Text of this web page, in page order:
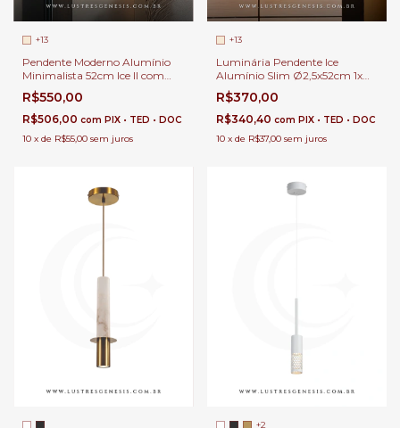
+13
Pendente Moderno Alumínio
Minimalista 52cm Ice II com
Lâmpada Gu10 MR11 Para
Balcão de Cozinha, Lavabo e
Cabeceira de Cama
R$550,00
R$506,00 com PIX • TED • DOC
10 x de R$55,00 sem juros
+13
Luminária Pendente Ice
Alumínio Slim Ø2,5x52cm 1x
G9 Para Balcão de Cozinha,
Lavabo e Cabeceira de Cama
R$370,00
R$340,40 com PIX • TED • DOC
10 x de R$37,00 sem juros
+2